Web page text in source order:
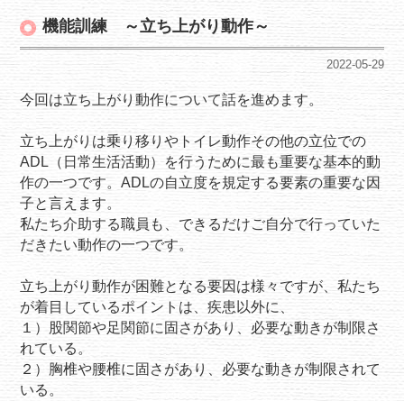
機能訓練 ～立ち上がり動作～
2022-05-29
今回は立ち上がり動作について話を進めます。
立ち上がりは乗り移りやトイレ動作その他の立位での
ADL（日常生活活動）を行うために最も重要な基本的動
作の一つです。ADLの自立度を規定する要素の重要な因
子と言えます。
私たち介助する職員も、できるだけご自分で行っていた
だきたい動作の一つです。
立ち上がり動作が困難となる要因は様々ですが、私たち
が着目しているポイントは、疾患以外に、
１）股関節や足関節に固さがあり、必要な動きが制限さ
れている。
２）胸椎や腰椎に固さがあり、必要な動きが制限されて
いる。